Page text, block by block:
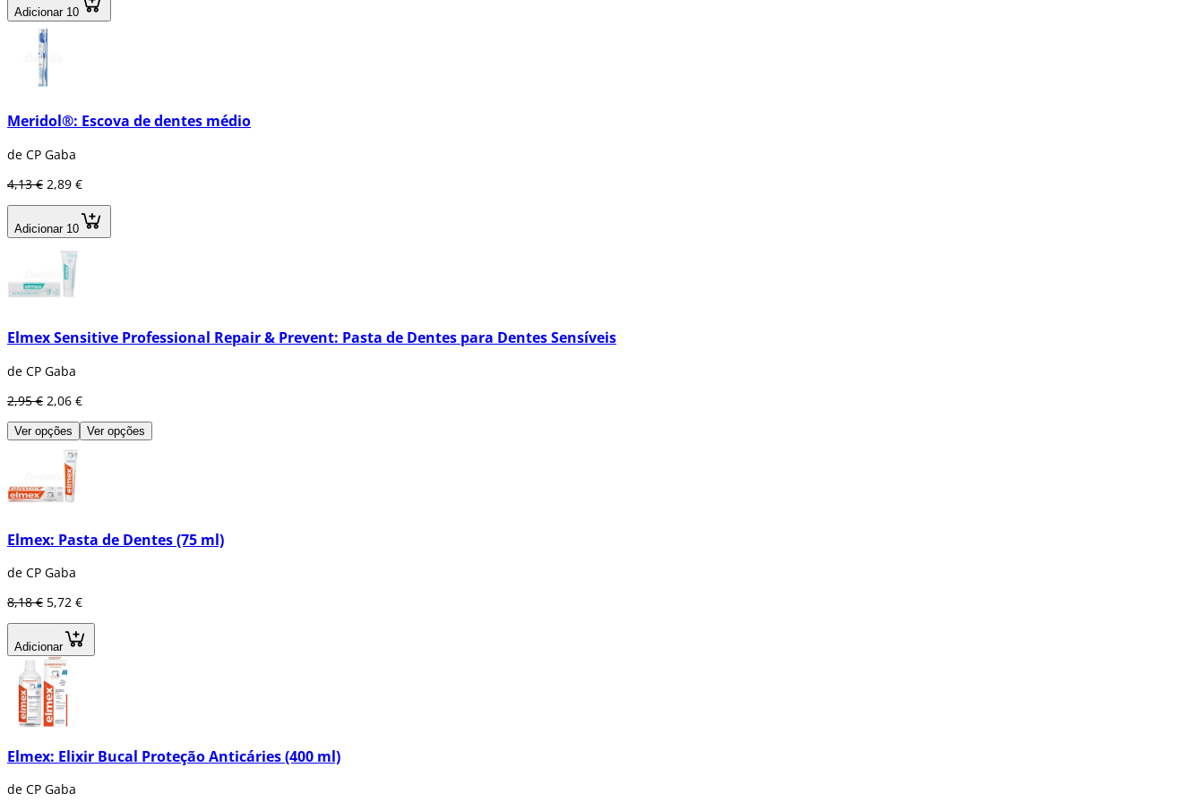
Adicionar 10
Meridol®: Escova de dentes médio
de CP Gaba
4,13 € 2,89 €
Adicionar 10
Elmex Sensitive Professional Repair & Prevent: Pasta de Dentes para Dentes Sensíveis
de CP Gaba
2,95 € 2,06 €
Ver opções Ver opções
Elmex: Pasta de Dentes (75 ml)
de CP Gaba
8,18 € 5,72 €
Adicionar
Elmex: Elixir Bucal Proteção Anticáries (400 ml)
de CP Gaba